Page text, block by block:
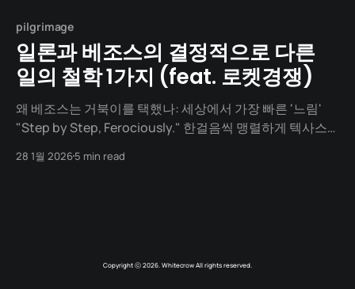
pilgrimage
일론과 베조스의 결정적으로 다른
일의 철학 1가지 (feat. 로켓경쟁)
왜 베조스는 거북이를 택했나: 세상에서 가장 빠른 '느림'
"Step by Step, Ferociously." 한걸음씩 맹렬하게 텍사스
2,000명의 이 작은 마을에서 차를 타고 더 깊은 사막으로 들
28 1월 20265 min read
Copyright ⓒ 2026. Whitecrow All rights reserved.